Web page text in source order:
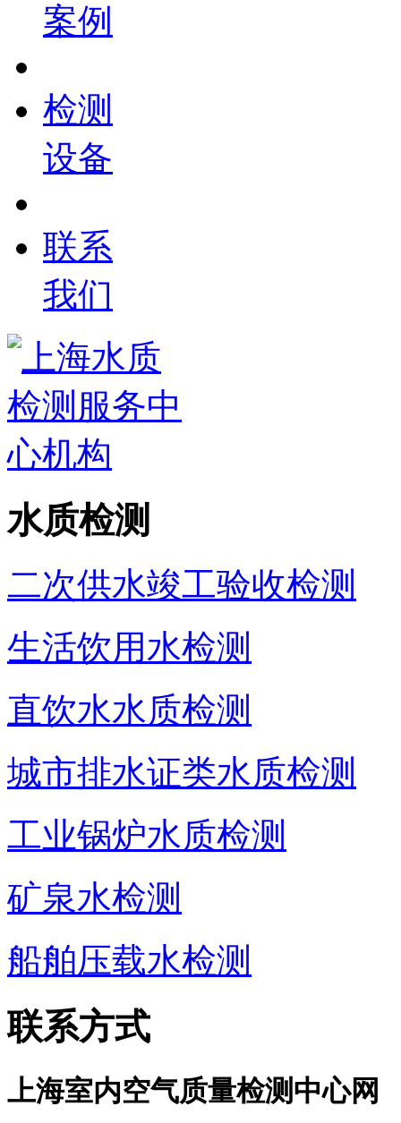
案例
检测
设备
联系
我们
水质检测
二次供水竣工验收检测
生活饮用水检测
直饮水水质检测
城市排水证类水质检测
工业锅炉水质检测
矿泉水检测
船舶压载水检测
联系方式
上海室内空气质量检测中心网